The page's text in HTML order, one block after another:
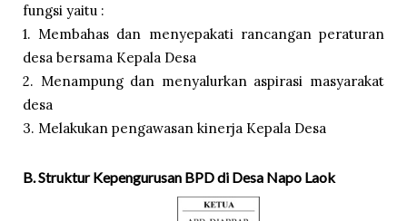
fungsi yaitu :
1. Membahas dan menyepakati rancangan peraturan
desa bersama Kepala Desa
2. Menampung dan menyalurkan aspirasi masyarakat
desa
3. Melakukan pengawasan kinerja Kepala Desa
B. Struktur Kepengurusan BPD di Desa Napo Laok